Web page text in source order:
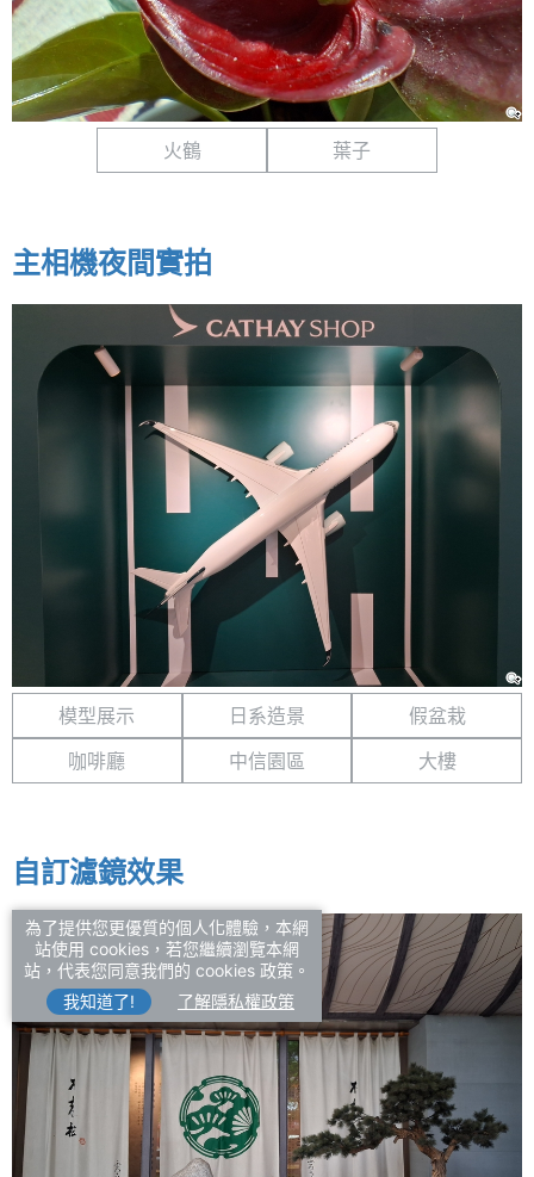
火鶴 葉子
主相機夜間實拍
模型展示 日系造景
假盆栽
咖啡廳
中信園區 大樓
自訂濾鏡效果
為了提供您更優質的個人化體驗，本網
站使用 cookies，若您繼續瀏覽本網
站，代表您同意我們的 cookies 政策。
我知道了!
了解隱私權政策